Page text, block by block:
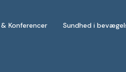
Konferencer Sundhed i